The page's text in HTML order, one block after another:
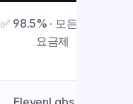
✅ 98.5% · 모든 유료
요금제